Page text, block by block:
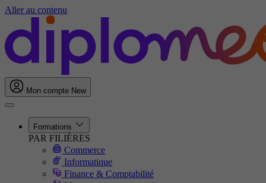
Aller au contenu
Mon compte New
Formations
PAR FILIÈRES
Commerce
Informatique
Finance & Comptabilité